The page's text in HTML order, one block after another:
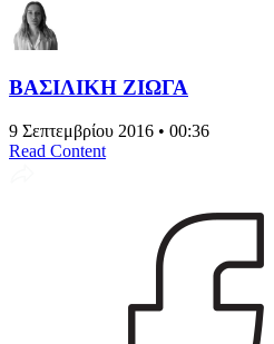
ΒΑΣΙΛΙΚΗ ΖΙΩΓΑ
9 Σεπτεμβρίου 2016 • 00:36
Read Content